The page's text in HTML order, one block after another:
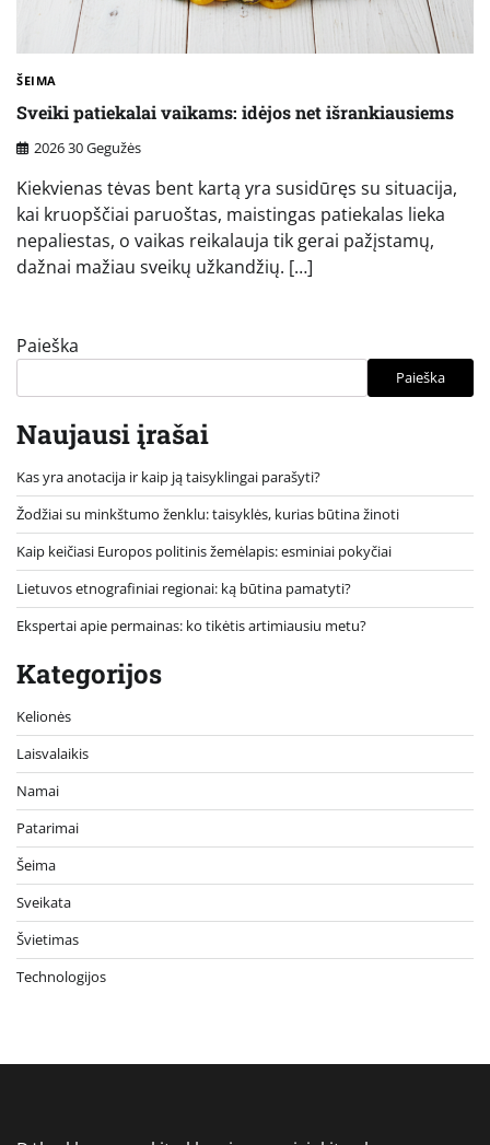
ŠEIMA
Sveiki patiekalai vaikams: idėjos net išrankiausiems
2026 30 Gegužės
Kiekvienas tėvas bent kartą yra susidūręs su situacija,
kai kruopščiai paruoštas, maistingas patiekalas lieka
nepaliestas, o vaikas reikalauja tik gerai pažįstamų,
dažnai mažiau sveikų užkandžių. […]
Paieška
Paieška
Naujausi įrašai
Kas yra anotacija ir kaip ją taisyklingai parašyti?
Žodžiai su minkštumo ženklu: taisyklės, kurias būtina žinoti
Kaip keičiasi Europos politinis žemėlapis: esminiai pokyčiai
Lietuvos etnografiniai regionai: ką būtina pamatyti?
Ekspertai apie permainas: ko tikėtis artimiausiu metu?
Kategorijos
Kelionės
Laisvalaikis
Namai
Patarimai
Šeima
Sveikata
Švietimas
Technologijos